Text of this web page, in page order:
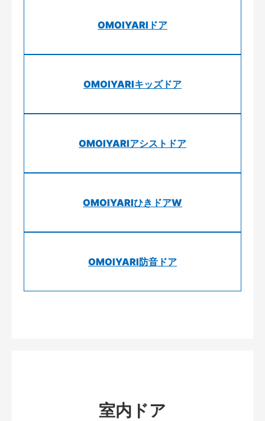
OMOIYARIドア
OMOIYARIキッズドア
OMOIYARIアシストドア
OMOIYARIひきドアW
OMOIYARI防音ドア
室内ドア